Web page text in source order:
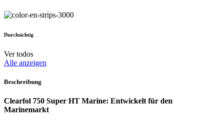
Durchsichtig
Ver todos
Alle anzeigen
Beschreibung
Clearfol 750 Super HT Marine: Entwickelt für den
Marinemarkt